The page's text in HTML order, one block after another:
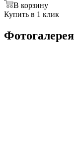
В корзину
Купить в 1 клик
Фотогалерея